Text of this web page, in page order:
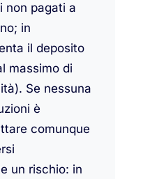
non pagati a
in
il deposito
massimo di
Se nessuna
è
comunque
un rischio: in